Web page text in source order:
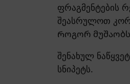
ფრაგმენტების
შეასრულოთ
Როგორ
შენახულ
სნიპეტს.